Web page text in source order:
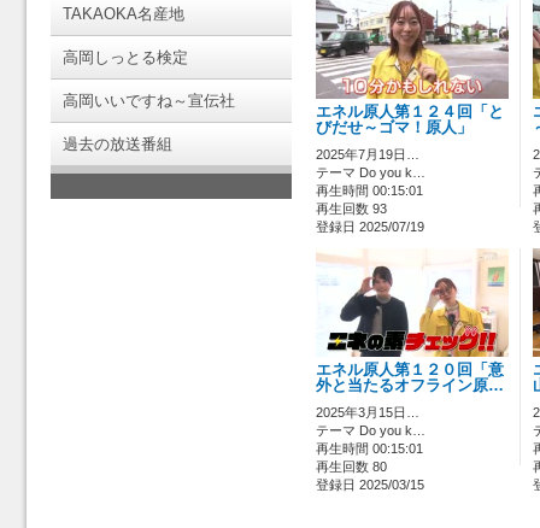
TAKAOKA名産地
高岡しっとる検定
高岡いいですね～宣伝社
過去の放送番組
エネル原人第１２４回「と
びだせ～ゴマ！原人」
2025年7月19日…
テーマ Do you k…
再生時間 00:15:01
再生回数 93
登録日 2025/07/19
エネル原人第１２０回「意
外と当たるオフライン原…
2025年3月15日…
テーマ Do you k…
再生時間 00:15:01
再生回数 80
登録日 2025/03/15